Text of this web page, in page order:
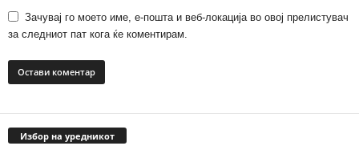
Зачувај го моето име, е-пошта и веб-локација во овој прелистувач
за следниот пат кога ќе коментирам.
Избор на уредникот